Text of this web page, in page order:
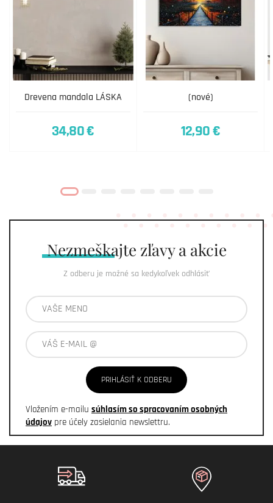
Drevena mandala LÁSKA
34,80 €
(nové)
12,90 €
Nezmeškajte zľavy a akcie
Z odberu je možné sa kedykoľvek odhlásiť
PRIHLÁSIŤ K ODBERU
Vložením e-mailu súhlasím so spracovaním osobných
údajov pre účely zasielania newslettru.